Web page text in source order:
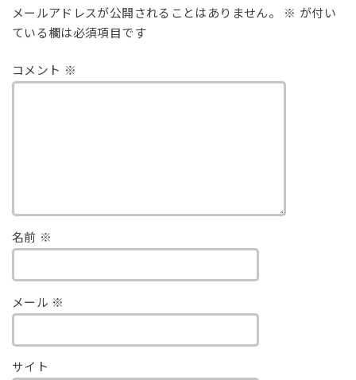
メールアドレスが公開されることはありません。 ※ が付い
ている欄は必須項目です
コメント ※
名前 ※
メール ※
サイト